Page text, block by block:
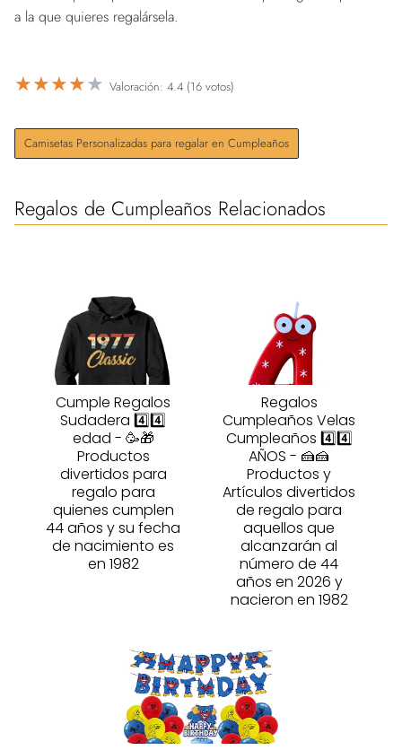
a la que quieres regalársela.
★★★★★ Valoración: 4.4 (16 votos)
Camisetas Personalizadas para regalar en Cumpleaños
Regalos de Cumpleaños Relacionados
Cumple Regalos
Sudadera 4️⃣4️⃣
edad - 🥳🎁
Productos
divertidos para
regalo para
quienes cumplen
44 años y su fecha
de nacimiento es
en 1982
Regalos
Cumpleaños Velas
Cumpleaños 4️⃣4️⃣
AÑOS - 🍰🍰
Productos y
Artículos divertidos
de regalo para
aquellos que
alcanzarán al
número de 44
años en 2026 y
nacieron en 1982